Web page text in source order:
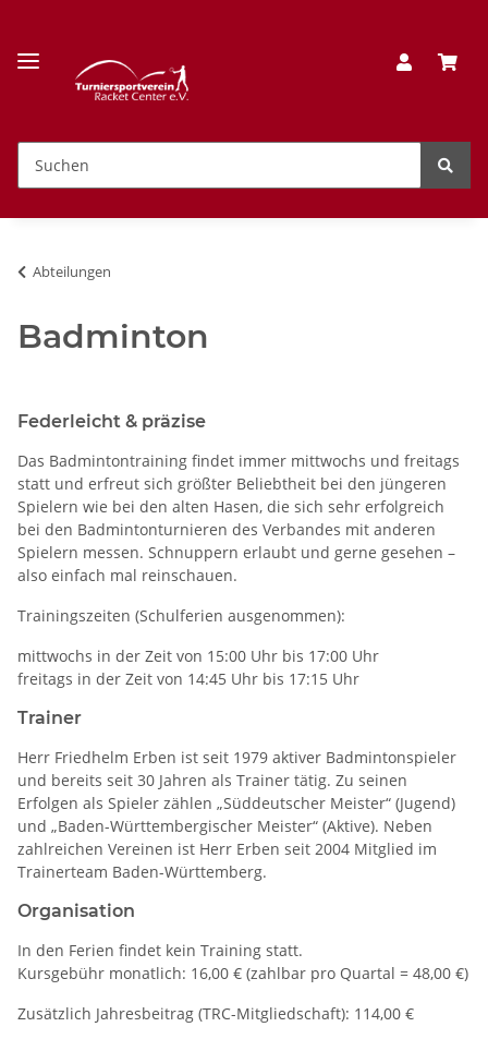
Abteilungen
Badminton
Federleicht & präzise
Das Badmintontraining findet immer mittwochs und freitags
statt und erfreut sich größter Beliebtheit bei den jüngeren
Spielern wie bei den alten Hasen, die sich sehr erfolgreich
bei den Badmintonturnieren des Verbandes mit anderen
Spielern messen. Schnuppern erlaubt und gerne gesehen –
also einfach mal reinschauen.
Trainingszeiten (Schulferien ausgenommen):
mittwochs in der Zeit von 15:00 Uhr bis 17:00 Uhr
freitags in der Zeit von 14:45 Uhr bis 17:15 Uhr
Trainer
Herr Friedhelm Erben ist seit 1979 aktiver Badmintonspieler
und bereits seit 30 Jahren als Trainer tätig. Zu seinen
Erfolgen als Spieler zählen „Süddeutscher Meister“ (Jugend)
und „Baden-Württembergischer Meister“ (Aktive). Neben
zahlreichen Vereinen ist Herr Erben seit 2004 Mitglied im
Trainerteam Baden-Württemberg.
Organisation
In den Ferien findet kein Training statt.
Kursgebühr monatlich: 16,00 € (zahlbar pro Quartal = 48,00 €)
Zusätzlich Jahresbeitrag (TRC-Mitgliedschaft): 114,00 €